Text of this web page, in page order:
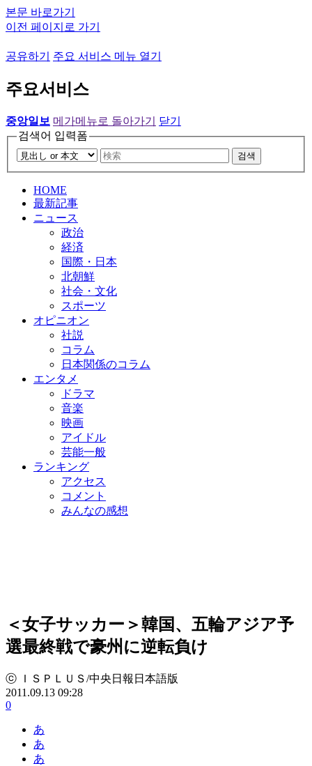
본문 바로가기
이전 페이지로 가기
공유하기 주요 서비스 메뉴 열기
주요서비스
중앙일보 메가메뉴로 돌아가기
닫기
검색어 입력폼
검색
HOME
最新記事
ニュース
政治
経済
国際・日本
北朝鮮
社会・文化
スポーツ
オピニオン
社説
コラム
日本関係のコラム
エンタメ
ドラマ
音楽
映画
アイドル
芸能一般
ランキング
アクセス
コメント
みんなの感想
＜女子サッカー＞韓国、五輪アジア予
選最終戦で豪州に逆転負け
ⓒ ＩＳＰＬＵＳ/中央日報日本語版
2011.09.13 09:28
0
あ
あ
あ